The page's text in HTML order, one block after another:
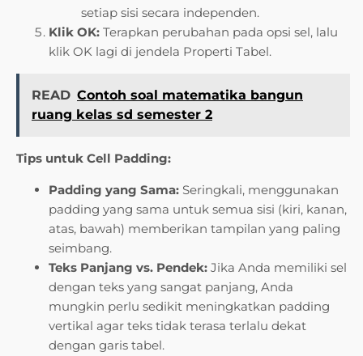
setiap sisi secara independen.
Klik OK: Terapkan perubahan pada opsi sel, lalu
klik OK lagi di jendela Properti Tabel.
READ Contoh soal matematika bangun
ruang kelas sd semester 2
Tips untuk Cell Padding:
Padding yang Sama: Seringkali, menggunakan
padding yang sama untuk semua sisi (kiri, kanan,
atas, bawah) memberikan tampilan yang paling
seimbang.
Teks Panjang vs. Pendek: Jika Anda memiliki sel
dengan teks yang sangat panjang, Anda
mungkin perlu sedikit meningkatkan padding
vertikal agar teks tidak terasa terlalu dekat
dengan garis tabel.